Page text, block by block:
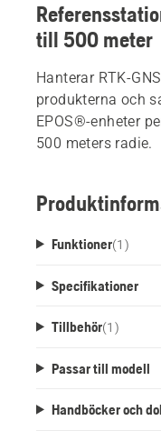
till 500 meter
Hanterar RTK-
produkterna och
EPOS®-enheter
500 meters radie.
Funktioner(1 )
Specifikationer
Tillbehör(1 )
Passar till modell
Handböcker och